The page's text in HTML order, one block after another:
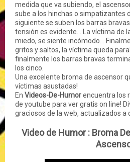
medida que va subiendo, el
sube a los hinchas o simpatizantes
siguiente se suben los barras
tensión es evidente... La víctima de
miedo, se siente incómodo...
gritos y saltos, la víctima queda
finalmente los barras bravas
los cinco.
Una excelente broma de ascensor
víctimas asustadas!
En Videos-De-Humorencuentra los
de youtube para ver gratis on line!
graciosos de la web, actualizados a
Video de Humor : Broma